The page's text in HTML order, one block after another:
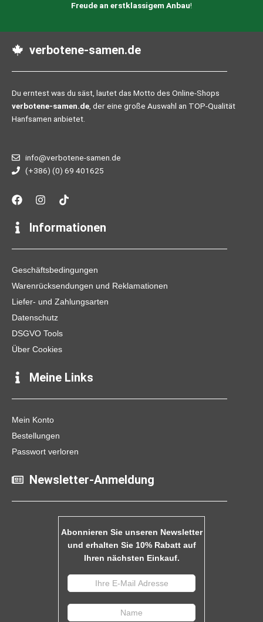
Freude an erstklassigem Anbau!
verbotene-samen.de
Du erntest was du säst, lautet das Motto des Online-Shops
verbotene-samen.de, der eine große Auswahl an TOP-Qualität
Hanfsamen anbietet.
info@verbotene-samen.de
(+386) (0) 69 401625
F
a
e
b
o
k
I
n
t
g
a
T
i
t
k
Informationen
Geschäftsbedingungen
Warenrücksendungen und Reklamationen
Liefer- und Zahlungsarten
Datenschutz
DSGVO Tools
Über Cookies
Meine Links
Mein Konto
Bestellungen
Passwort verloren
Newsletter-Anmeldung
Abonnieren Sie unseren Newsletter
und erhalten Sie 10% Rabatt auf
Ihren nächsten Einkauf.